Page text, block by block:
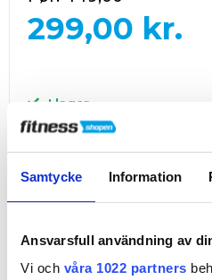
Samtycke Information
Ansvarsfull användning av
Vi och våra 1022 partners
299,00 kr.
I lager
+
-
Billig frakt